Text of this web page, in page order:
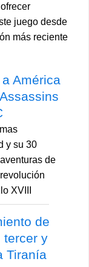
juego desde
más reciente
América
y su 30
de
XVIII
de
tercer y
Tiranía